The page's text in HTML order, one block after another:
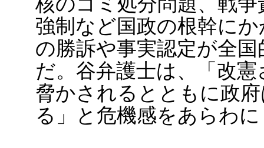
強制など国政の根幹に
の勝訴や事実認定が全
だ。谷弁護士は、「改
脅かされるとともに政
る」と危機感をあらわ